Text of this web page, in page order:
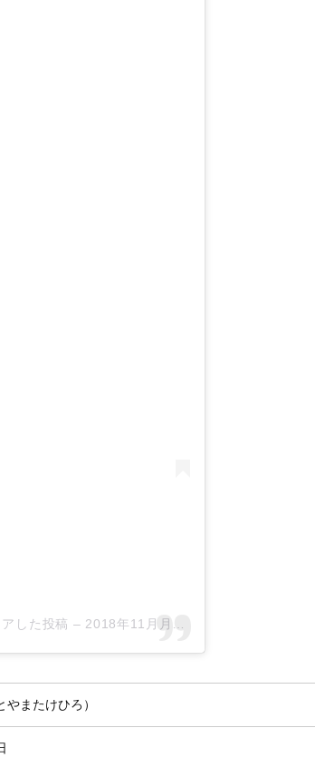
した投稿 – 2018年11月月24日午後3時58分PST
またけひろ）